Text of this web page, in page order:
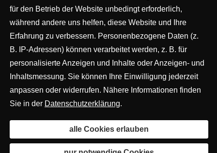
für den Betrieb der Website unbedingt erforderlich,
während andere uns helfen, diese Website und Ihre
Erfahrung zu verbessern. Personenbezogene Daten (z.
B. IP-Adressen) können verarbeitet werden, z. B. für
personalisierte Anzeigen und Inhalte oder Anzeigen- und
Inhaltsmessung. Sie können Ihre Einwilligung jederzeit
anpassen oder widerrufen. Nähere Informationen finden
Sie in der Datenschutzerklärung.
alle Cookies erlauben